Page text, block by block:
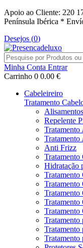
Apoio ao Cliente: 220
Península Ibérica *
Desejos (0)
Minha Conta Entrar
Carrinho 0 0.00 €
Cabeleireiro
Tratamento
Alisamentos
Repelente
Tratamento
Tratamento
Anti Frizz
Hidratação
Tratamento
Tratamento
Tratamento
Tratamento
Tratamento
Tratamento